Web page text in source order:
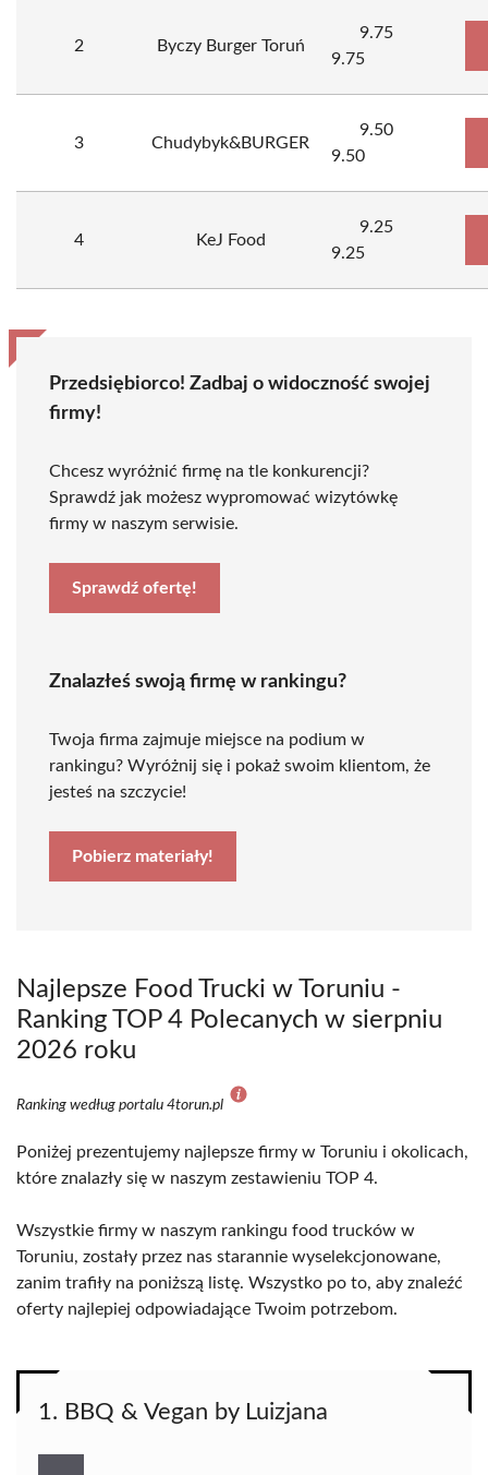
2 Byczy Burger Toruń
9.75
9.75
3 Chudybyk&BURGER
9.50
9.50
4 KeJ Food
9.25
9.25
Przedsiębiorco! Zadbaj o widoczność swojej
firmy!
Chcesz wyróżnić firmę na tle konkurencji?
Sprawdź jak możesz wypromować wizytówkę
firmy w naszym serwisie.
Sprawdź ofertę!
Znalazłeś swoją firmę w rankingu?
Twoja firma zajmuje miejsce na podium w
rankingu? Wyróżnij się i pokaż swoim klientom, że
jesteś na szczycie!
Pobierz materiały!
Najlepsze Food Trucki w Toruniu -
Ranking TOP 4 Polecanych w sierpniu
2026 roku
Ranking według portalu 4torun.pl
Poniżej prezentujemy najlepsze firmy w Toruniu i okolicach,
które znalazły się w naszym zestawieniu TOP 4.
Wszystkie firmy w naszym rankingu food trucków w
Toruniu, zostały przez nas starannie wyselekcjonowane,
zanim trafiły na poniższą listę. Wszystko po to, aby znaleźć
oferty najlepiej odpowiadające Twoim potrzebom.
1. BBQ & Vegan by Luizjana